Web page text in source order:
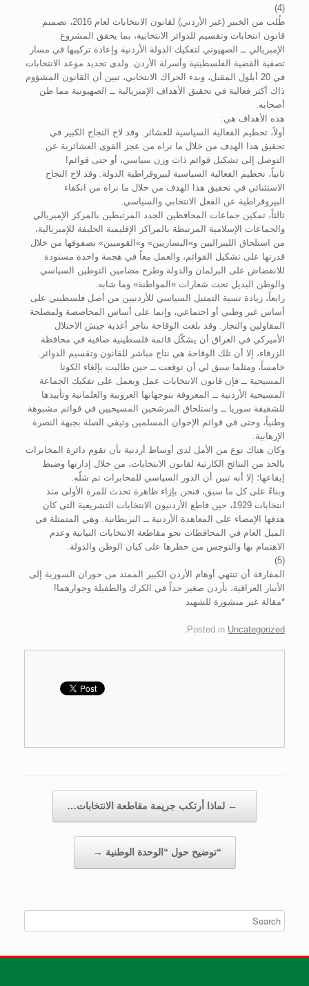
(4)
طُلب من الخبير (غير الأردني) لقانون الانتخابات لعام 2016، تصميم
قانون انتخابات وتقسيم للدوائر الانتخابية، بما يحقق المشروع
الإمبريالي ــ الصهيوني لتفكيك الدولة الأردنية وإعادة تركيبها في مسار
تصفية القضية الفلسطينية وأسرلة الأردن. ولدى تحديد موعد الانتخابات
في 20 أيلول المقبل، وبدء الحراك الانتخابي، تبين أن القانون المشؤوم
ذاك أكثر فعالية في تحقيق الأهداف الإمبريالية ــ الصهيونية مما ظن
أصحابه.
هذه الأهداف هي:
أولاً، تحطيم الفعالية السياسية للعشائر. وقد لاح النجاح الكبير في
تحقيق هذا الهدف من خلال ما نراه من عجز القوى العشائرية عن
التوصل إلى تشكيل قوائم ذات وزن سياسي، أو حتى قوائم!
ثانياً، تحطيم الفعالية السياسية لبيروقراطية الدولة. وقد لاح النجاح
الاستثنائي في تحقيق هذا الهدف من خلال ما نراه من انكفاء
البيروقراطية عن الفعل الانتخابي والسياسي.
ثالثاً، تمكين جماعات المحافظين الجدد المرتبطين بالمركز الإمبريالي
والجماعات الإسلامية المرتبطة بالمراكز الإقليمية الحليفة للإمبريالية،
من استلحاق الليبراليين و»اليساريين» و»القوميين» بصفوفها من خلال
قدرتها على تشكيل القوائم، والعمل معاً في هجمة واحدة مسنودة
للانقضاض على البرلمان والدولة وطرح مضامين التوطين السياسي
والوطن البديل تحت شعارات «المواطنة» وما شابه.
رابعاً، زيادة نسبة التمثيل السياسي للأردنيين من أصل فلسطيني على
أساس غير وطني أو اجتماعي، وإنما على أساس المحاصصة ولمصلحة
المقاولين والتجار. وقد بلغت الوقاحة بتاجر أغذية جيش الاحتلال
الأميركي في العراق أن يشكّل قائمة فلسطينية صافية في محافظة
الزرقاء، إلا أن تلك الوقاحة هي نتاج مباشر للقانون وتقسيم الدوائر.
خامساً، ومثلما سبق لي أن توقعت ــ حين طالبت بإلغاء الكوتا
المسيحية ــ فإن قانون الانتخابات عمل ويعمل على تفكيك الجماعة
المسيحية الأردنية ــ المعروفة بتوجهاتها العروبية والعلمانية وتأييدها
للشقيقة سوريا ــ واستلحاق المرشحين المسيحيين في قوائم مشبوهة
وطنياً، وحتى في قوائم الإخوان المسلمين وثيقي الصلة بجبهة النصرة
الإرهابية.
وكان هناك نوع من الأمل لدى أوساط أردنية بأن تقوم دائرة المخابرات
بالحد من النتائج الكارثية لقانون الانتخابات، من خلال إدارتها وضبط
إيقاعها؛ إلا أنه تبين أن الدور السياسي للمخابرات تم شلّه.
وبناءً على كل ما سبق، فنحن بإزاء ظاهرة تحدث للمرة الأولى منذ
انتخابات 1929، حين قاطع الأردنيون الانتخابات التشريعية التي كان
هدفها الإمضاء على المعاهدة الأردنية ــ البريطانية. وهي المتمثلة في
الميل العام في المحافظات نحو مقاطعة الانتخابات النيابية وعدم
الاهتمام بها والتوجس من خطرها على كيان الوطن والدولة.
(5)
المفارقة أن تنتهي أوهام الأردن الكبير الممتد من حوران السورية إلى
الأنبار العراقية، بأردن صغير جداً في الكرك والطفيلة وجوارهما!
*مقالة غير منشورة للشهيد
Posted in Uncategorized
← لماذا أرتكب جريمة مقاطعة الانتخابات…
“توضيح حول “الوحدة الوطنية →